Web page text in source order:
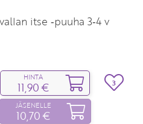
itse ‑puuha 3‑4 v
HINTA
11,90 €
JÄSENELLE
10,70 €
3